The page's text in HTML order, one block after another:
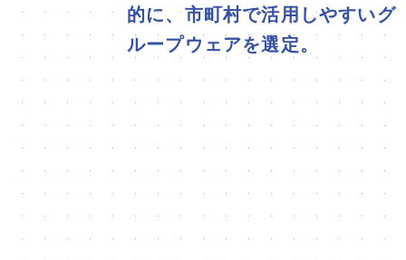
的に、市町村で活用しやすいグ
ループウェアを選定。